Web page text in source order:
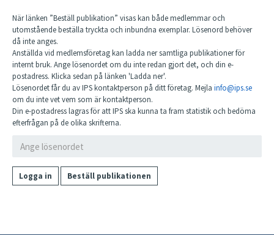
När länken ”Beställ publikation” visas kan både medlemmar och
utomstående beställa tryckta och inbundna exemplar. Lösenord behöver
då inte anges.
Anställda vid medlemsföretag kan ladda ner samtliga publikationer för
internt bruk. Ange lösenordet om du inte redan gjort det, och din e-
postadress. Klicka sedan på länken 'Ladda ner'.
Lösenordet får du av IPS kontaktperson på ditt företag. Mejla info@ips.se
om du inte vet vem som är kontaktperson.
Din e-postadress lagras för att IPS ska kunna ta fram statistik och bedöma
efterfrågan på de olika skrifterna.
Logga in Beställ publikationen